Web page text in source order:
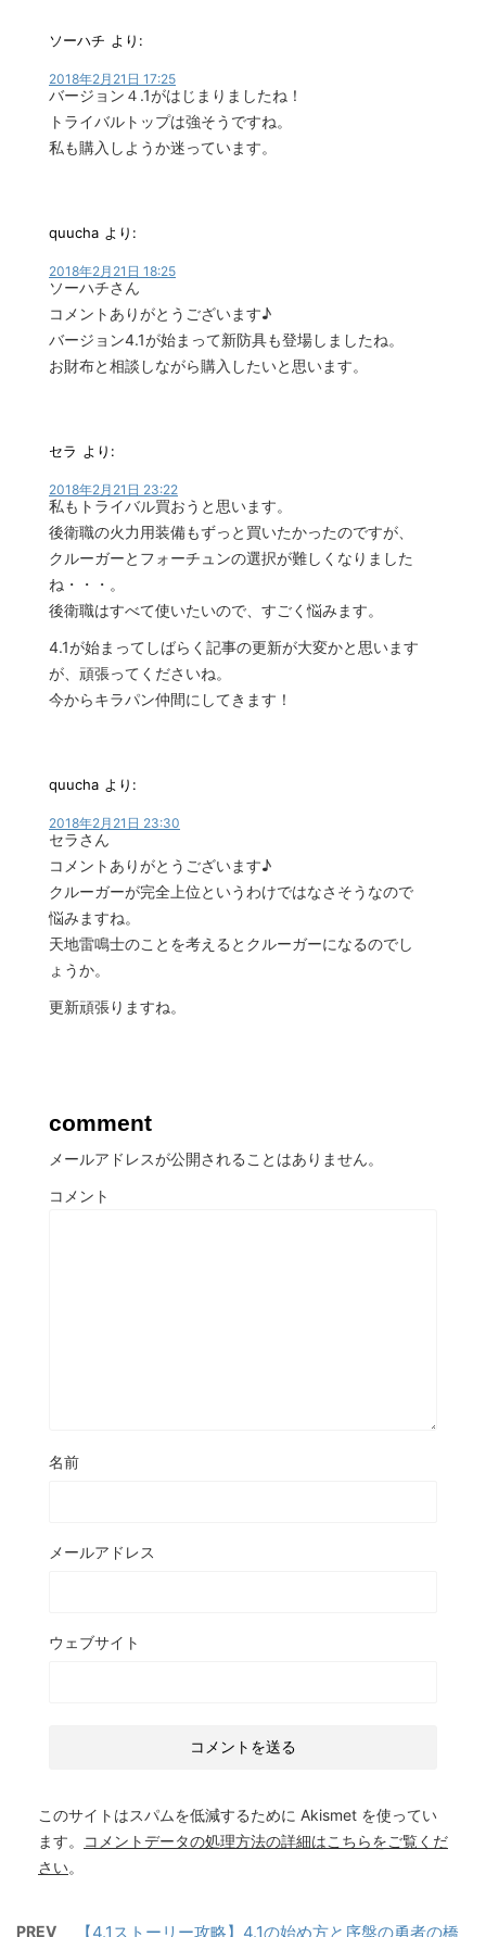
ソーハチ より:
2018年2月21日 17:25
バージョン４.1がはじまりましたね！
トライバルトップは強そうですね。
私も購入しようか迷っています。
quucha より:
2018年2月21日 18:25
ソーハチさん
コメントありがとうございます♪
バージョン4.1が始まって新防具も登場しましたね。
お財布と相談しながら購入したいと思います。
セラ より:
2018年2月21日 23:22
私もトライバル買おうと思います。
後衛職の火力用装備もずっと買いたかったのですが、
クルーガーとフォーチュンの選択が難しくなりました
ね・・・。
後衛職はすべて使いたいので、すごく悩みます。
4.1が始まってしばらく記事の更新が大変かと思います
が、頑張ってくださいね。
今からキラパン仲間にしてきます！
quucha より:
2018年2月21日 23:30
セラさん
コメントありがとうございます♪
クルーガーが完全上位というわけではなさそうなので
悩みますね。
天地雷鳴士のことを考えるとクルーガーになるのでし
ょうか。
更新頑張りますね。
comment
メールアドレスが公開されることはありません。
コメント
名前
メールアドレス
ウェブサイト
このサイトはスパムを低減するために Akismet を使ってい
ます。
コメントデータの処理方法の詳細はこちらをご覧くだ
さい。
PREV 【4.1ストーリー攻略】4.1の始め方と序盤の勇者の橋